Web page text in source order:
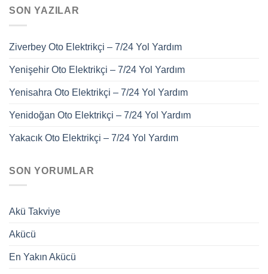
SON YAZILAR
Ziverbey Oto Elektrikçi – 7/24 Yol Yardım
Yenişehir Oto Elektrikçi – 7/24 Yol Yardım
Yenisahra Oto Elektrikçi – 7/24 Yol Yardım
Yenidoğan Oto Elektrikçi – 7/24 Yol Yardım
Yakacık Oto Elektrikçi – 7/24 Yol Yardım
SON YORUMLAR
Akü Takviye
Akücü
En Yakın Akücü